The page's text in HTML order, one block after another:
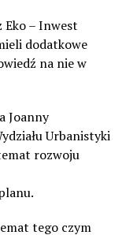
– Inwest
dodatkowe
na nie w
Joanny
Urbanistyki
rozwoju
tego czym